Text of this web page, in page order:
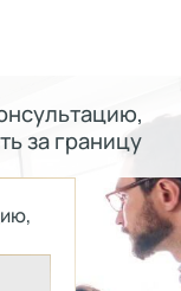
за границу